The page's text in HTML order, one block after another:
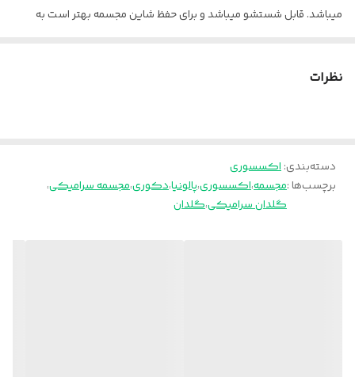
میباشد. قابل شستشو میباشد و برای حفظ شاین مجسمه بهتر است به
نظرات
دسته‌بندی:اکسسوری
برچسب‌ها :مجسمه،اکسسوری،پالونیا،دکوری،مجسمه سرامیکی،
گلدان سرامیکی،گلدان